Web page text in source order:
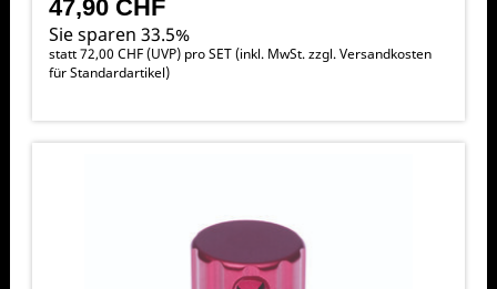
47,90 CHF
Sie sparen 33.5%
statt72,00 CHF(UVP) pro SET (inkl. MwSt. zzgl.Versandkosten
für Standardartikel)